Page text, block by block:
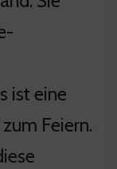
ist eine
Feiern.